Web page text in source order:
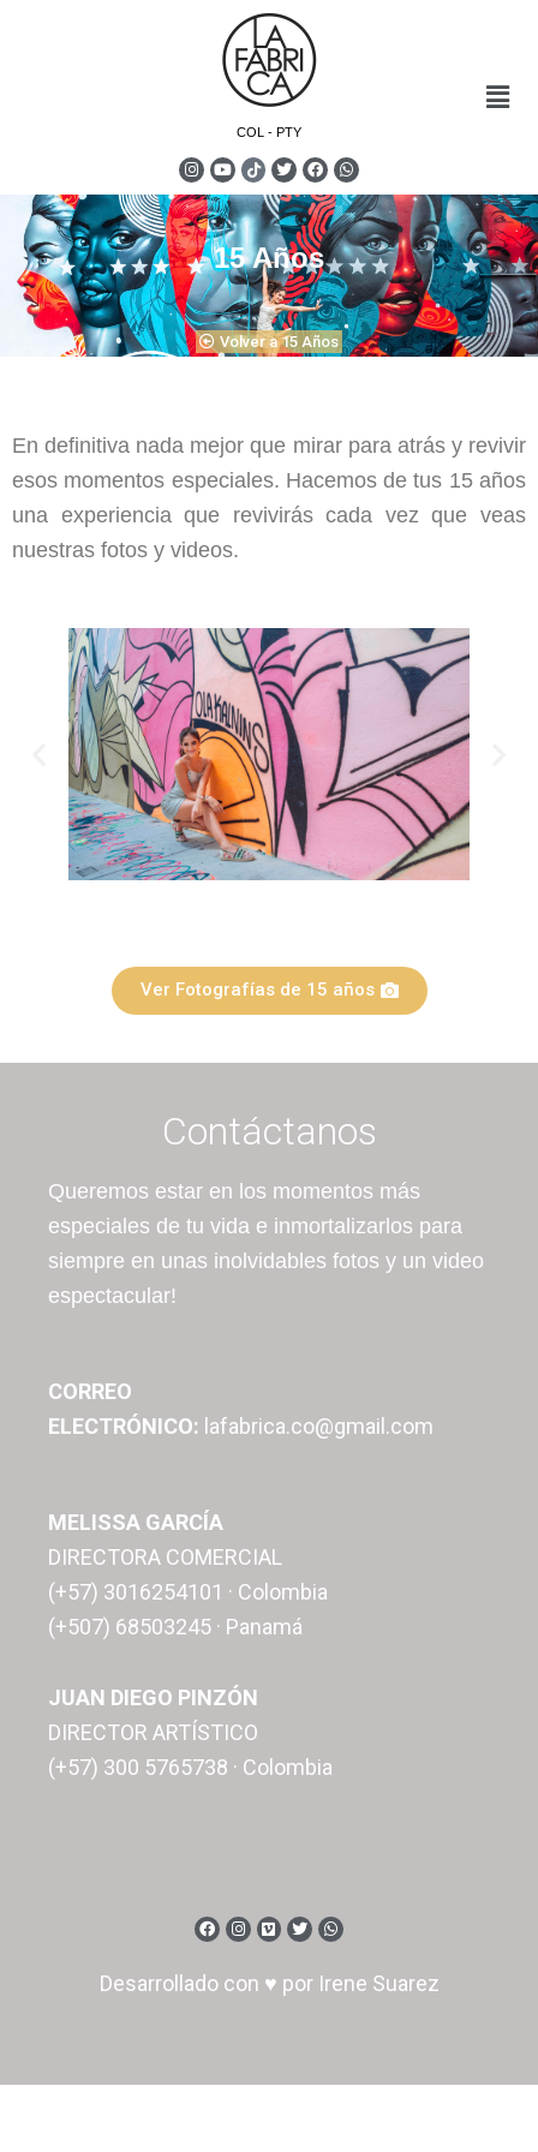
COL - PTY
15 Años
Volver a 15 Años
En definitiva nada mejor que mirar para atrás y revivir
esos momentos especiales. Hacemos de tus 15 años
una experiencia que revivirás cada vez que veas
nuestras fotos y videos.
Ver Fotografías de 15 años
Contáctanos
Queremos estar en los momentos más
especiales de tu vida e inmortalizarlos para
siempre en unas inolvidables fotos y un video
espectacular!
CORREO
ELECTRÓNICO: lafabrica.co@gmail.com
MELISSA GARCÍA
DIRECTORA COMERCIAL
(+57) 3016254101 · Colombia
(+507) 68503245 · Panamá
JUAN DIEGO PINZÓN
DIRECTOR ARTÍSTICO
(+57) 300 5765738 · Colombia
Desarrollado con ♥ por Irene Suarez